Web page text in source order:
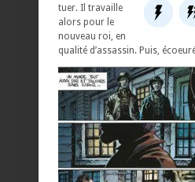
tuer. Il travaille
alors pour le
nouveau roi, en
qualité d’assassin. Puis,